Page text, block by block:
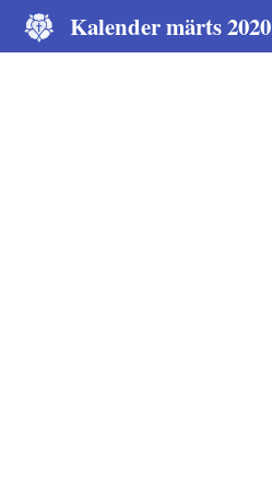
Kalender märts 2020